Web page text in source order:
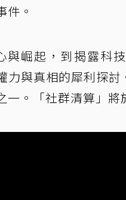
件。
與崛起，到揭露科
力與真相的犀利探
。「社群清算」將